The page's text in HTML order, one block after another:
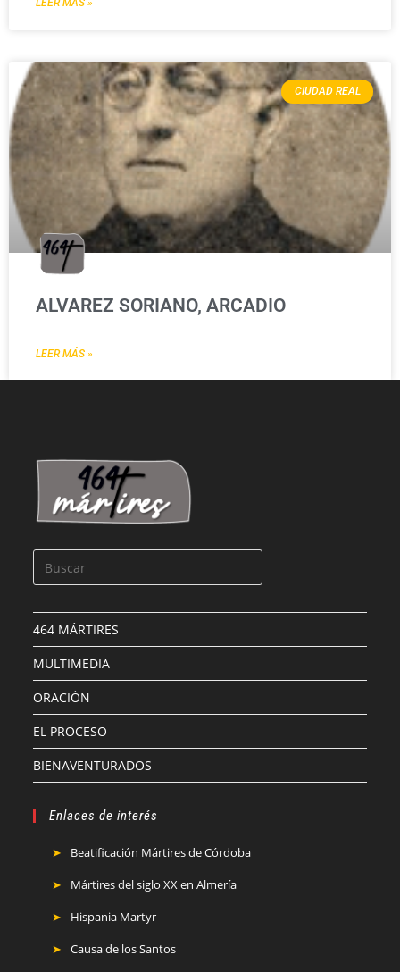
LEER MÁS »
CIUDAD REAL
ALVAREZ SORIANO, ARCADIO
LEER MÁS »
464 MÁRTIRES
MULTIMEDIA
ORACIÓN
EL PROCESO
BIENAVENTURADOS
Enlaces de interés
Beatificación Mártires de Córdoba
Mártires del siglo XX en Almería
Hispania Martyr
Causa de los Santos